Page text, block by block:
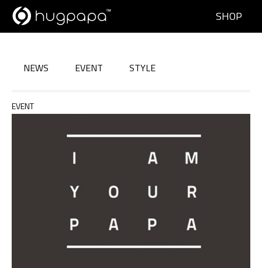
SHOP
NEWS EVENT STYLE
EVENT